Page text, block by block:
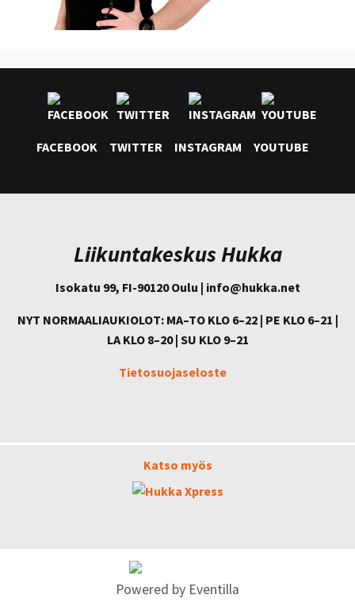
FACEBOOK TWITTER INSTAGRAM YOUTUBE
Liikuntakeskus Hukka
Isokatu 99, FI-90120 Oulu | info@hukka.net
NYT NORMAALIAUKIOLOT: MA–TO KLO 6–22 | PE KLO 6–21 |
LA KLO 8–20 | SU KLO 9–21
Tietosuojaseloste
Katso myös
Powered by Eventilla